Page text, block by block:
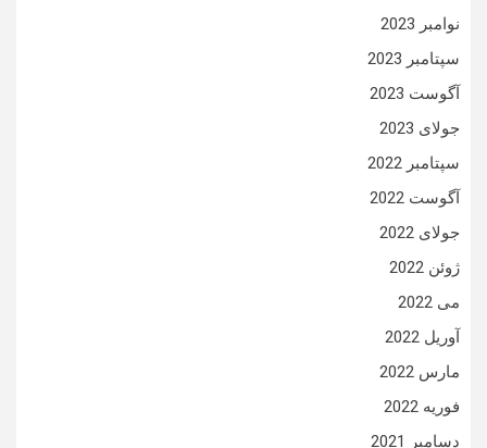
نوامبر 2023
سپتامبر 2023
آگوست 2023
جولای 2023
سپتامبر 2022
آگوست 2022
جولای 2022
ژوئن 2022
می 2022
آوریل 2022
مارس 2022
فوریه 2022
دسامبر 2021